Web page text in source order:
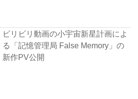
ビリビリ動画の小宇宙新星計画によ
る「記憶管理局 False Memory」の
新作PV公開